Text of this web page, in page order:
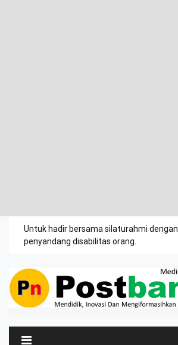
Untuk hadir bersama silaturahmi dengan
penyandang disabilitas orang.